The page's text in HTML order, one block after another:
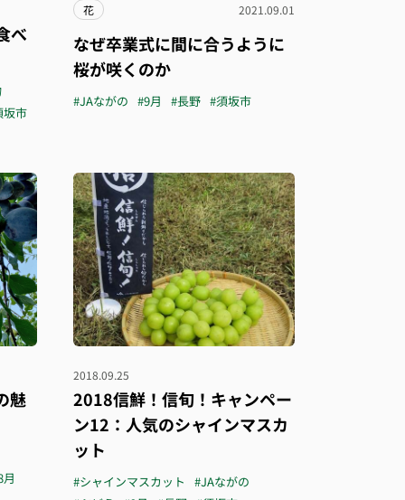
べ
坂市
花 2021.09.01
なぜ卒業式に間に合うように
桜が咲くのか
#JAながの #9月 #長野 #須坂市
魅
月
2018.09.25
2018信鮮！信旬！キャンペー
ン12：人気のシャインマスカ
ット
#シャインマスカット
#JAながの